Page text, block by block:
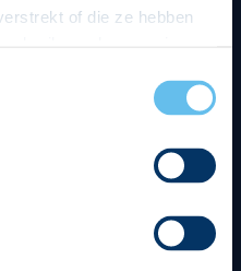
of die ze hebben
Je kunt je toestemming
pagina.